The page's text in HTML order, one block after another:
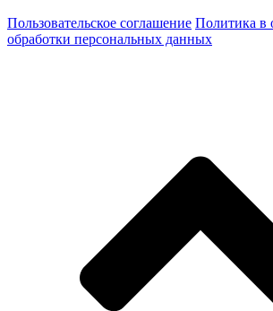
Пользовательское соглашение Политика в
обработки персональных данных